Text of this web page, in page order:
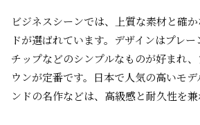
ビジネスシーンでは、上質な素材と確
ドが選ばれています。デザインはプレ
チップなどのシンプルなものが好まれ
ウンが定番です。日本で人気の高いモ
ンドの名作などは、高級感と耐久性を兼